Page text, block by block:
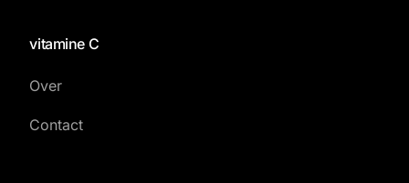
vitamine C
Over
Contact